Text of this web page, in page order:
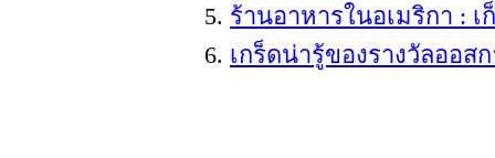
ร้านอาหารในอเมริกา :
เกร็ดน่ารู้ของรางวัลออส